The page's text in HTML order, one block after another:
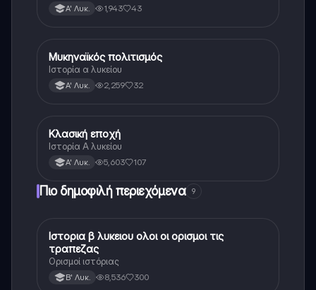
Α' Λυκ. 1,943 43
Ιστορία
Μυκηναϊκός πολιτισμός
Ιστορία α λυκείου
Α' Λυκ. 2,259 32
Ιστορία
Κλασική εποχή
Ιστορία Α λυκείου
Α' Λυκ. 5,603 107
Πιο δημοφιλή περιεχόμενα 9
Ιστορία
Ιστορια β λυκειου ολοι οι ορισμοι τις
τραπεζας
Ορισμοί ιστόριας
Β' Λυκ. 8,536 300